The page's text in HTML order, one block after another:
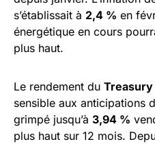
s’établissait à 2,4 % en
énergétique en cours
plus haut.
Le rendement du Treasury
sensible aux anticipations
grimpé jusqu’à 3,94 %
plus haut sur 12 mois.